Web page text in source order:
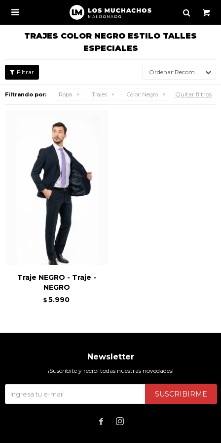

TRAJES COLOR NEGRO ESTILO TALLES
ESPECIALES
Recomendados
Filtrando por: Ropa Trajes Color: Negro Quitar filtros
Traje NEGRO - Traje -
NEGRO
$ 5.990
Newsletter
¡Suscribite y recibí todas nuestras novedades!
SUSCRIBIRME
 